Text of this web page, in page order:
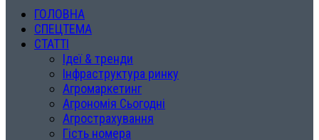
ГОЛОВНА
СПЕЦТЕМА
СТАТТІ
Ідеї & тренди
Інфраструктура ринку
Агромаркетинг
Агрономія Сьогодні
Агрострахування
Гість номера